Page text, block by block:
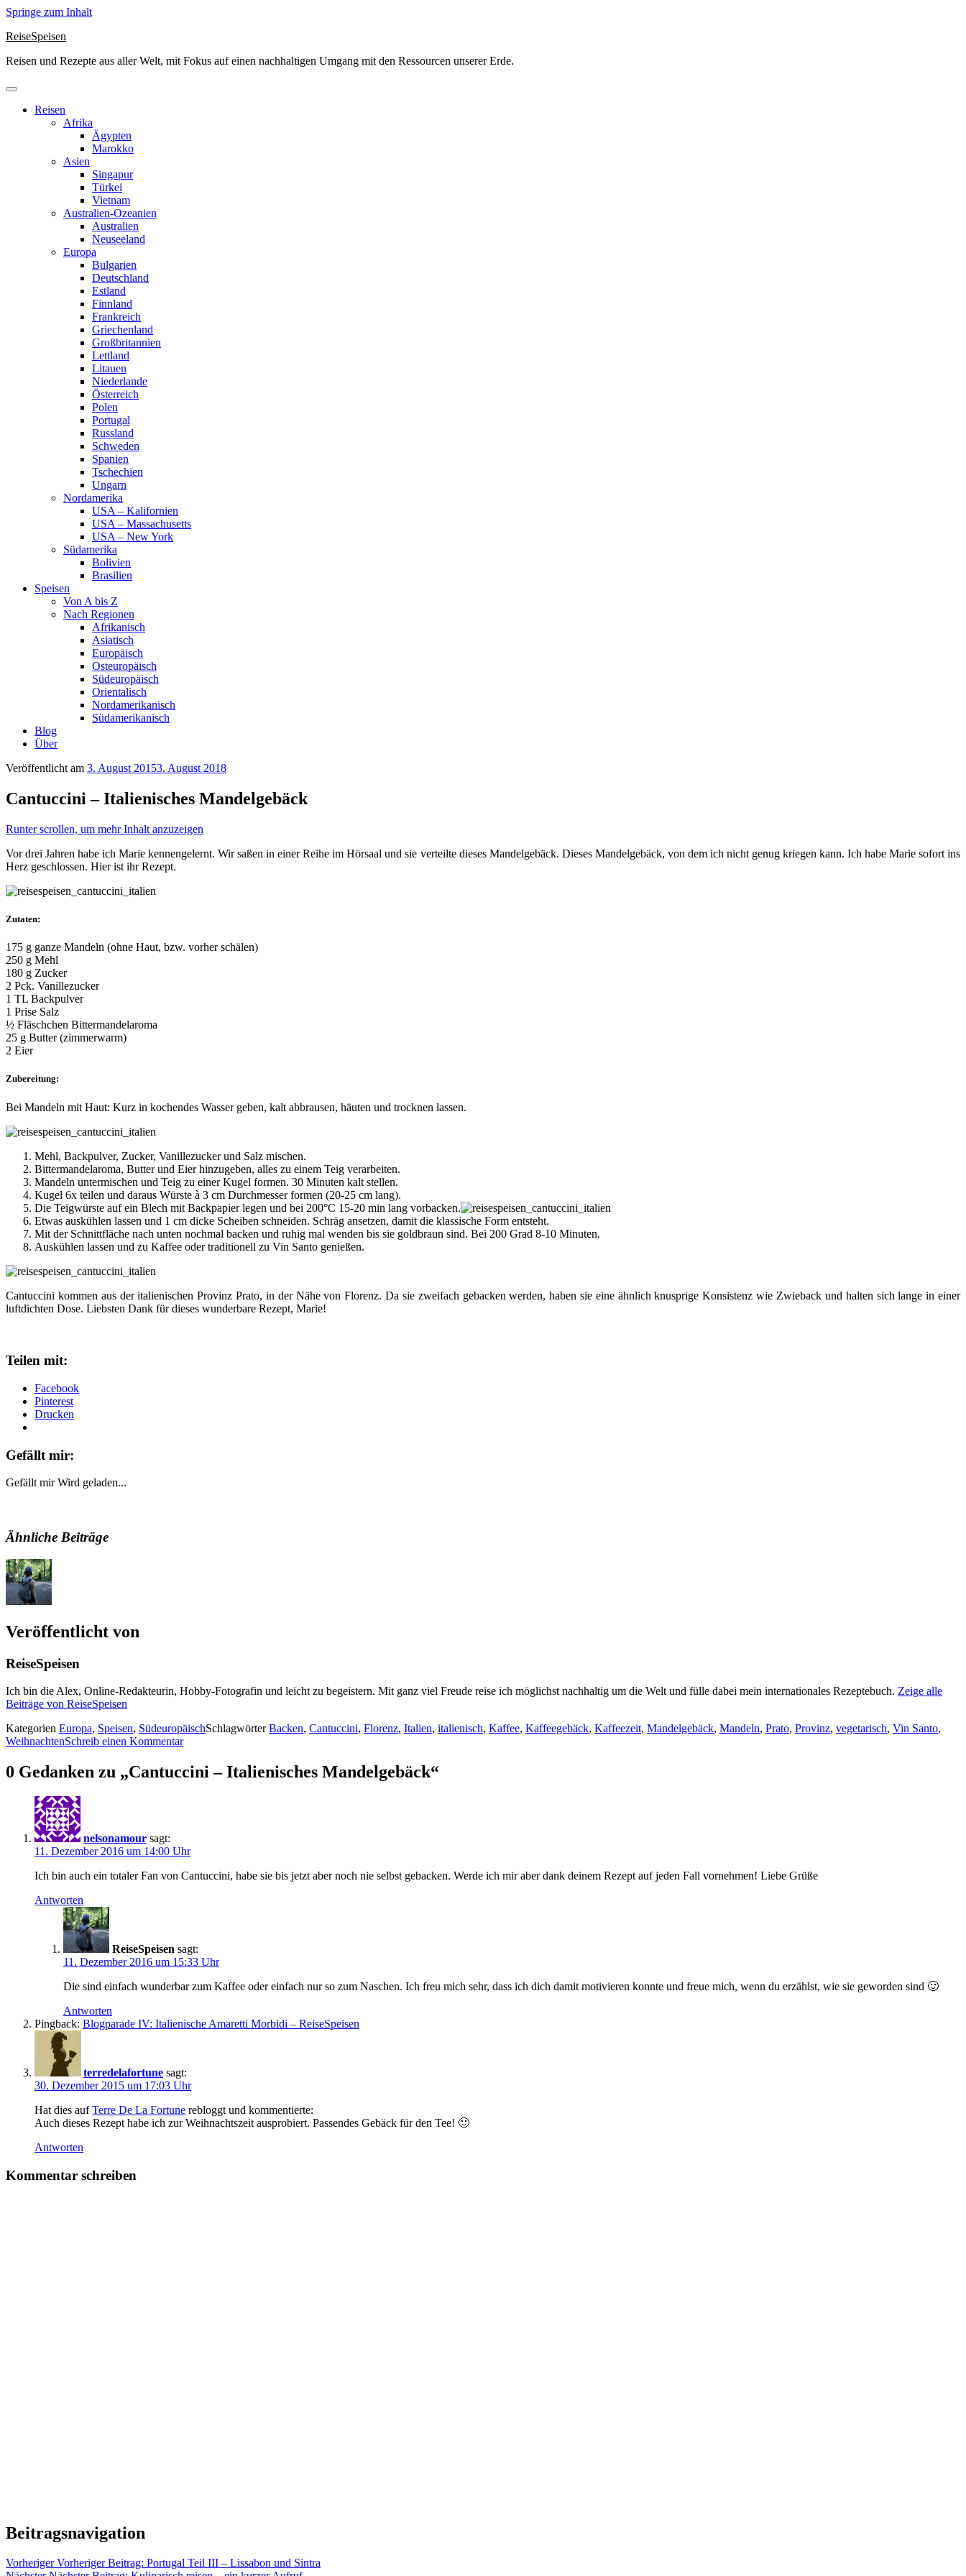
Springe zum Inhalt
ReiseSpeisen
Reisen und Rezepte aus aller Welt, mit Fokus auf einen nachhaltigen Umgang mit den Ressourcen unserer Erde.
Reisen
Afrika
Ägypten
Marokko
Asien
Singapur
Türkei
Vietnam
Australien-Ozeanien
Australien
Neuseeland
Europa
Bulgarien
Deutschland
Estland
Finnland
Frankreich
Griechenland
Großbritannien
Lettland
Litauen
Niederlande
Österreich
Polen
Portugal
Russland
Schweden
Spanien
Tschechien
Ungarn
Nordamerika
USA – Kalifornien
USA – Massachusetts
USA – New York
Südamerika
Bolivien
Brasilien
Speisen
Von A bis Z
Nach Regionen
Afrikanisch
Asiatisch
Europäisch
Osteuropäisch
Südeuropäisch
Orientalisch
Nordamerikanisch
Südamerikanisch
Blog
Über
Veröffentlicht am 3. August 20153. August 2018
Cantuccini – Italienisches Mandelgebäck
Runter scrollen, um mehr Inhalt anzuzeigen
Vor drei Jahren habe ich Marie kennengelernt. Wir saßen in einer Reihe im Hörsaal und sie verteilte dieses Mandelgebäck. Dieses Mandelgebäck, von dem ich nicht genug kriegen kann. Ich habe Marie sofort ins
Herz geschlossen. Hier ist ihr Rezept.
Zutaten:
175 g ganze Mandeln (ohne Haut, bzw. vorher schälen)
250 g Mehl
180 g Zucker
2 Pck. Vanillezucker
1 TL Backpulver
1 Prise Salz
½ Fläschchen Bittermandelaroma
25 g Butter (zimmerwarm)
2 Eier
Zubereitung:
Bei Mandeln mit Haut: Kurz in kochendes Wasser geben, kalt abbrausen, häuten und trocknen lassen.
Mehl, Backpulver, Zucker, Vanillezucker und Salz mischen.
Bittermandelaroma, Butter und Eier hinzugeben, alles zu einem Teig verarbeiten.
Mandeln untermischen und Teig zu einer Kugel formen. 30 Minuten kalt stellen.
Kugel 6x teilen und daraus Würste à 3 cm Durchmesser formen (20-25 cm lang).
Die Teigwürste auf ein Blech mit Backpapier legen und bei 200°C 15-20 min lang vorbacken.
Etwas auskühlen lassen und 1 cm dicke Scheiben schneiden. Schräg ansetzen, damit die klassische Form entsteht.
Mit der Schnittfläche nach unten nochmal backen und ruhig mal wenden bis sie goldbraun sind. Bei 200 Grad 8-10 Minuten.
Auskühlen lassen und zu Kaffee oder traditionell zu Vin Santo genießen.
Cantuccini kommen aus der italienischen Provinz Prato, in der Nähe von Florenz. Da sie zweifach gebacken werden, haben sie eine ähnlich knusprige Konsistenz wie Zwieback und halten sich lange in einer
luftdichten Dose. Liebsten Dank für dieses wunderbare Rezept, Marie!
Teilen mit:
Facebook
Pinterest
Drucken
Gefällt mir:
Gefällt mir Wird geladen...
Ähnliche Beiträge
Veröffentlicht von
ReiseSpeisen
Ich bin die Alex, Online-Redakteurin, Hobby-Fotografin und leicht zu begeistern. Mit ganz viel Freude reise ich möglichst nachhaltig um die Welt und fülle dabei mein internationales Rezeptebuch. Zeige alle
Beiträge von ReiseSpeisen
Kategorien Europa, Speisen, SüdeuropäischSchlagwörterBacken, Cantuccini, Florenz, Italien, italienisch, Kaffee, Kaffeegebäck, Kaffeezeit, Mandelgebäck, Mandeln, Prato, Provinz, vegetarisch, Vin Santo,
WeihnachtenSchreib einen Kommentar
0 Gedanken zu „Cantuccini – Italienisches Mandelgebäck“
nelsonamour sagt:
11. Dezember 2016 um 14:00 Uhr
Ich bin auch ein totaler Fan von Cantuccini, habe sie bis jetzt aber noch nie selbst gebacken. Werde ich mir aber dank deinem Rezept auf jeden Fall vornehmen! Liebe Grüße
Antworten
ReiseSpeisen sagt:
11. Dezember 2016 um 15:33 Uhr
Die sind einfach wunderbar zum Kaffee oder einfach nur so zum Naschen. Ich freu mich sehr, dass ich dich damit motivieren konnte und freue mich, wenn du erzählst, wie sie geworden sind 🙂
Antworten
Pingback: Blogparade IV: Italienische Amaretti Morbidi – ReiseSpeisen
terredelafortune sagt:
30. Dezember 2015 um 17:03 Uhr
Hat dies aufTerre De La Fortune rebloggt und kommentierte:
Auch dieses Rezept habe ich zur Weihnachtszeit ausprobiert. Passendes Gebäck für den Tee! 🙂
Antworten
Kommentar schreiben
Beitragsnavigation
Vorheriger Vorheriger Beitrag: Portugal Teil III – Lissabon und Sintra